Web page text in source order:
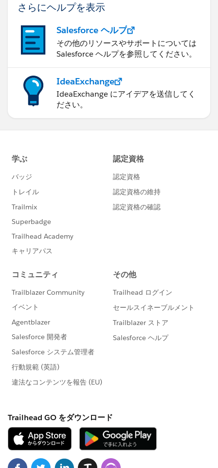
さらにヘルプを表示
Salesforce ヘルプ
その他のリソースやサポートについては
Salesforce ヘルプを参照してください。
IdeaExchange
IdeaExchange にアイデアを送信してく
ださい。